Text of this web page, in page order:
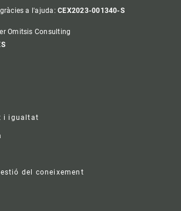
a l'ajuda:CEX2023-001340-S
Omitsis Consulting
i igualtat
del coneixement